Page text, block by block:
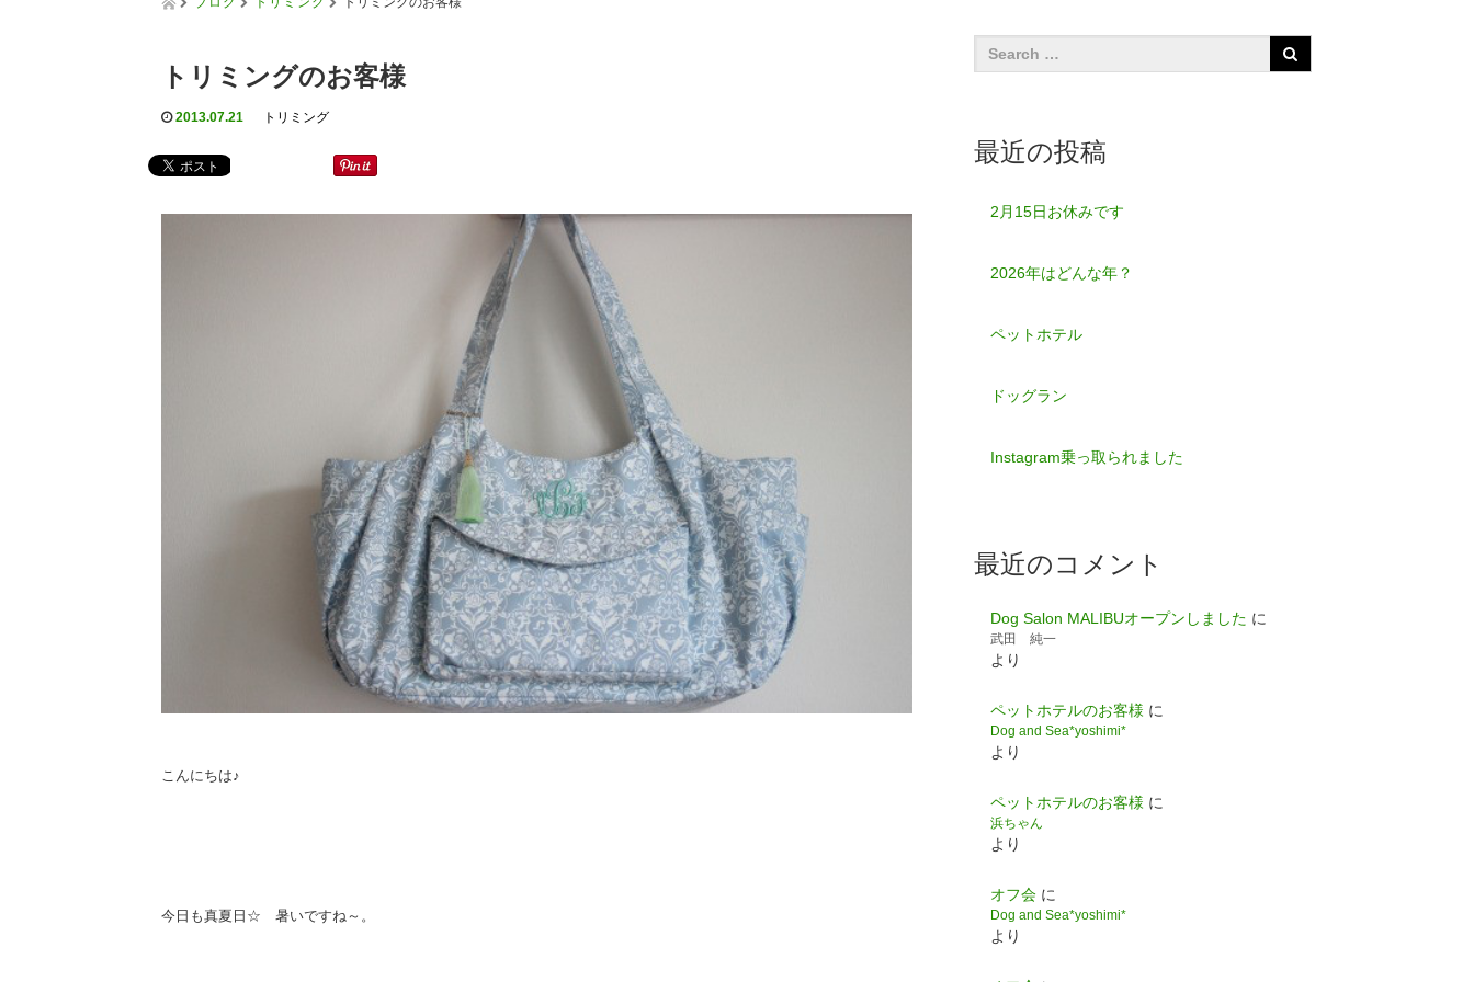
トリミングのお客様
2013.07.21 トリミング
こんにちは♪
今日も真夏日☆ 暑いですね～。
最近の投稿
2月15日お休みです
2026年はどんな年？
ペットホテル
ドッグラン
Instagram乗っ取られました
最近のコメント
Dog Salon MALIBUオープンしました に
武田 純一
より
ペットホテルのお客様 に
Dog and Sea*yoshimi*
より
ペットホテルのお客様 に
浜ちゃん
より
オフ会 に
Dog and Sea*yoshimi*
より